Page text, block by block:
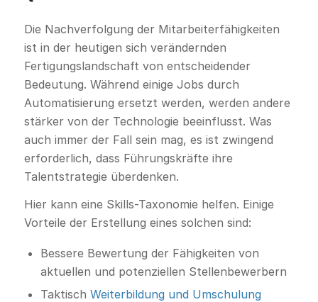
Die Nachverfolgung der Mitarbeiterfähigkeiten
ist in der heutigen sich verändernden
Fertigungslandschaft von entscheidender
Bedeutung. Während einige Jobs durch
Automatisierung ersetzt werden, werden andere
stärker von der Technologie beeinflusst. Was
auch immer der Fall sein mag, es ist zwingend
erforderlich, dass Führungskräfte ihre
Talentstrategie überdenken.
Hier kann eine Skills-Taxonomie helfen. Einige
Vorteile der Erstellung eines solchen sind:
Bessere Bewertung der Fähigkeiten von
aktuellen und potenziellen Stellenbewerbern
Taktisch Weiterbildung und Umschulung